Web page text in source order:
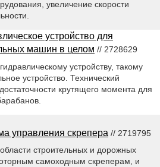
увеличение скорости
устройство для
машин в целом // 2728629
устройству, такому
устройство. Технический
крутящего момента для
управления скрепера // 2719795
строительных и дорожных
самоходным скреперам, и